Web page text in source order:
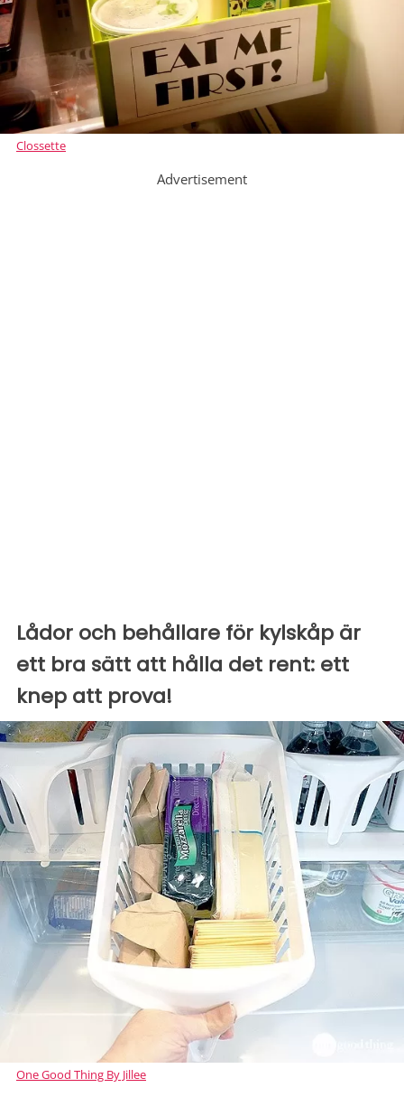
Clossette
Advertisement
Lådor och behållare för kylskåp är
ett bra sätt att hålla det rent: ett
knep att prova!
One Good Thing By Jillee